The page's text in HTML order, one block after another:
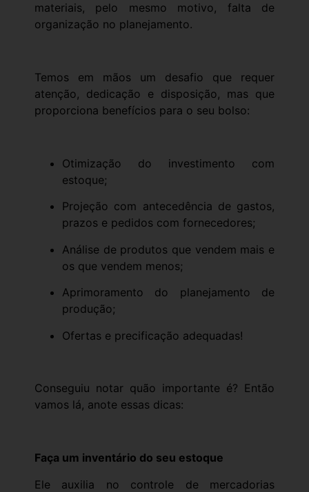
materiais, pelo mesmo motivo, falta de
organização no planejamento.
Temos em mãos um desafio que requer
atenção, dedicação e disposição, mas que
proporciona benefícios para o seu bolso:
Otimização do investimento com
estoque;
Projeção com antecedência de gastos,
prazos e pedidos com fornecedores;
Análise de produtos que vendem mais e
os que vendem menos;
Aprimoramento do planejamento de
produção;
Ofertas e precificação adequadas!
Conseguiu notar quão importante é? Então
vamos lá, anote essas dicas:
Faça um inventário do seu estoque
Ele auxilia no controle de mercadorias